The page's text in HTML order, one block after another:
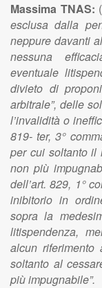
Massima TNAS:
esclusa dalla
neppure davanti
nessuna
eventuale
divieto di
arbitrale”, delle
l’invalidità o
819- ter, 3°
per cui soltanto il
non più
dell’art. 829, 1°
inibitorio in
sopra la
litispendenza,
alcun riferimento
soltanto al
più impugnabile”.